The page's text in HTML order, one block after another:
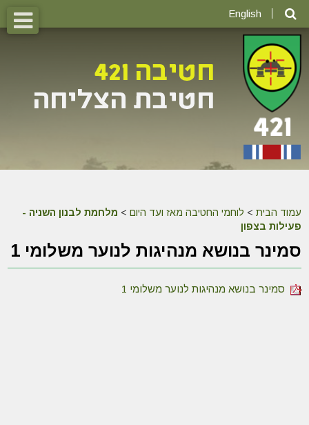
English
עמוד הבית > לוחמי החטיבה מאז ועד היום > מלחמת לבנון השניה -
פעילות בצפון
סמינר בנושא מנהיגות לנוער משלומי 1
סמינר בנושא מנהיגות לנוער משלומי 1